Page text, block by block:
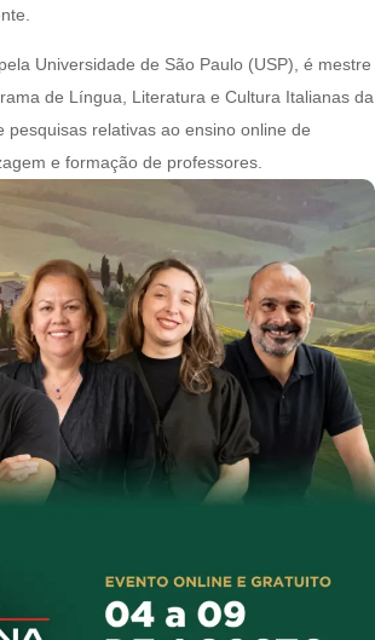
Universidade de São Paulo (USP), é mestre
de Língua, Literatura e Cultura Italianas da
pesquisas relativas ao ensino online de
e formação de professores.